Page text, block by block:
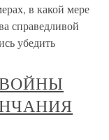
в какой мере
справедливой
убедить